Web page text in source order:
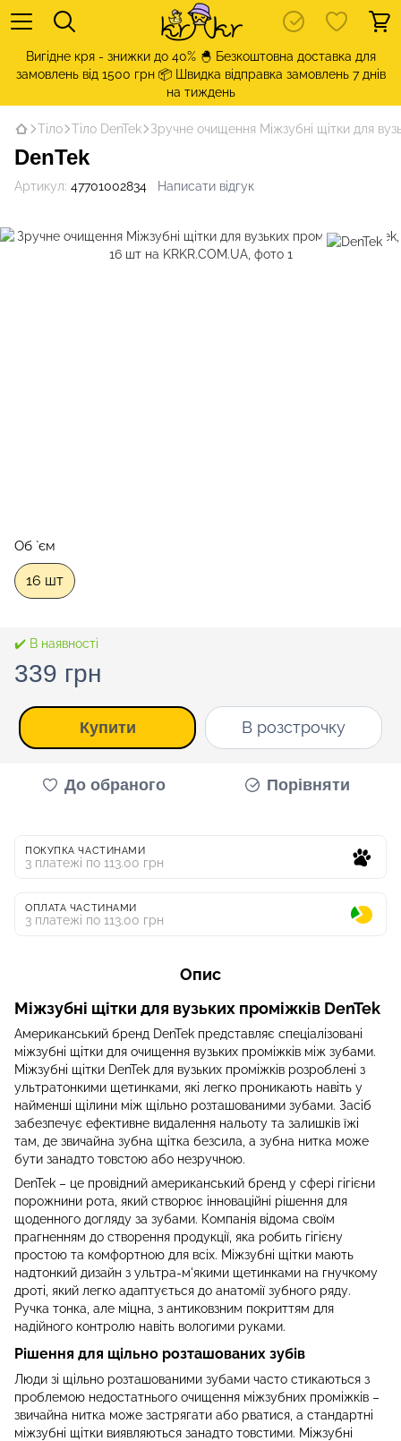
Вигідне кря - знижки до 40% 🐣 Безкоштовна доставка для
замовлень від 1500 грн 📦 Швидка відправка замовлень 7 днів
на тиждень
Тіло Тіло DenTek Зручне очищення Міжзубні щітки для
DenTek
Артикул: 47701002834 Написати відгук
Об `єм
16 шт
✔️ В наявності
339 грн
Купити В розстрочку
До обраного Порівняти
ПОКУПКА ЧАСТИНАМИ
3 платежі по 113.00 грн
ОПЛАТА ЧАСТИНАМИ
3 платежі по 113.00 грн
Опис
Міжзубні щітки для вузьких проміжків DenTek
Американський бренд DenTek представляє спеціалізовані
міжзубні щітки для очищення вузьких проміжків між зубами.
Міжзубні щітки DenTek для вузьких проміжків розроблені з
ультратонкими щетинками, які легко проникають навіть у
найменші щілини між щільно розташованими зубами. Засіб
забезпечує ефективне видалення нальоту та залишків їжі
там, де звичайна зубна щітка безсила, а зубна нитка може
бути занадто товстою або незручною.
DenTek – це провідний американський бренд у сфері гігієни
порожнини рота, який створює інноваційні рішення для
щоденного догляду за зубами. Компанія відома своїм
прагненням до створення продукції, яка робить гігієну
простою та комфортною для всіх. Міжзубні щітки мають
надтонкий дизайн з ультра-м'якими щетинками на гнучкому
дроті, який легко адаптується до анатомії зубного ряду.
Ручка тонка, але міцна, з антиковзним покриттям для
надійного контролю навіть вологими руками.
Рішення для щільно розташованих зубів
Люди зі щільно розташованими зубами часто стикаються з
проблемою недостатнього очищення міжзубних проміжків –
звичайна нитка може застрягати або рватися, а стандартні
міжзубні щітки виявляються занадто товстими. Міжзубні